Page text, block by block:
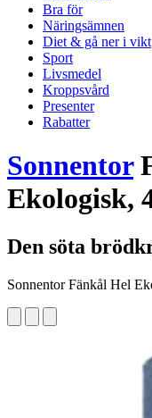
Bra för
Näringsämnen
Diet & gå ner i vikt
Sport
Livsmedel
Kroppsvård
Presenter
Rabatter
Sonnentor
Ekologisk,
Den söta
Sonnentor Fänkål Hel